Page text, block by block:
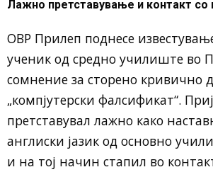
Лажно претставување и контакт со
ОВР Прилеп поднесе
ученик од средно училиште во
сомнение за сторено кривично
„компјутерски фалсификат“.
претставувал лажно како
англиски јазик од основно
и на тој начин стапил во